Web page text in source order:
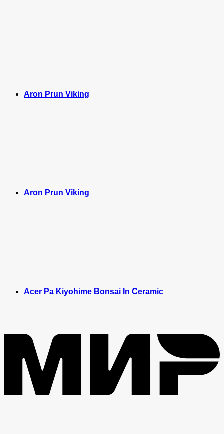
Aron Prun Viking
Aron Prun Viking
Acer Pa Kiyohime Bonsai In Ceramic